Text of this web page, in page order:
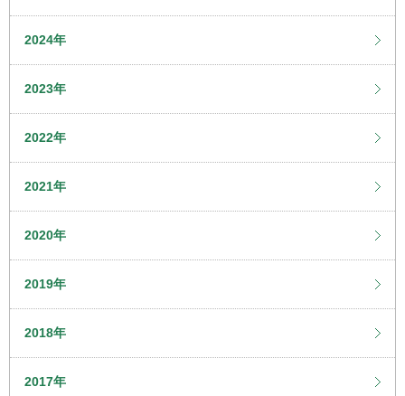
2024年
2023年
2022年
2021年
2020年
2019年
2018年
2017年